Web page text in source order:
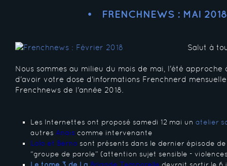
FRENCHNEWS : MAI 2018
Salut à
Nous sommes au milieu du mois de mai, l'été
d'avoir votre dose d'informations Frenchnerd
Frenchnews de l'année 2018.
Les Internettes ont proposé samedi 12 mai un atelier
autres Anaïs comme intervenante
Lolo et Berno sont présents dans le dernier épisode
“groupe de parole” (attention sujet sensible -